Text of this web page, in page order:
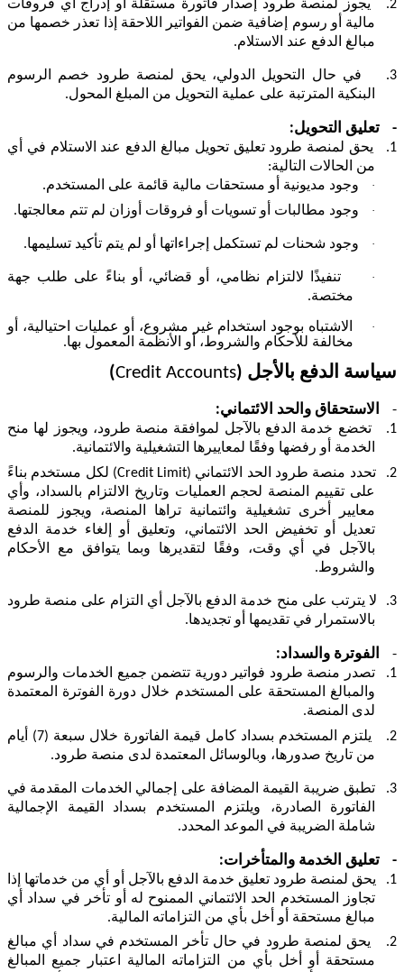
2.
يجوز لمنصة طرود إصدار فاتورة مستقلة أو إدراج أي فروقات
مالية أو رسوم إضافية ضمن الفواتير اللاحقة إذا تعذر خصمها من
مبالغ الدفع عند الاستلام.
3.
في حال التحويل الدولي، يحق لمنصة طرود خصم الرسوم
البنكية المترتبة على عملية التحويل من المبلغ المحول.
- تعليق التحويل:
1.
يحق لمنصة طرود تعليق تحويل مبالغ الدفع عند الاستلام في أي
من الحالات التالية:
· وجود مديونية أو مستحقات مالية قائمة على المستخدم.
· وجود مطالبات أو تسويات أو فروقات أوزان لم تتم معالجتها.
· وجود شحنات لم تستكمل إجراءاتها أو لم يتم تأكيد تسليمها.
·
تنفيذًا لالتزام نظامي، أو قضائي، أو بناءً على طلب جهة
مختصة.
·
الاشتباه بوجود استخدام غير مشروع، أو عمليات احتيالية، أو
مخالفة للأحكام والشروط، أو الأنظمة المعمول بها.
سياسة الدفع بالأجل (Credit Accounts
)
- الاستحقاق والحد الائتماني:
1.
تخضع خدمة الدفع بالآجل لموافقة منصة طرود، ويجوز لها منح
الخدمة أو رفضها وفقًا لمعاييرها التشغيلية والائتمانية.
2.
تحدد منصة طرود الحد الائتماني (Credit Limit) لكل مستخدم بناءً
على تقييم المنصة لحجم العمليات وتاريخ الالتزام بالسداد، وأي
معايير أخرى تشغيلية وائتمانية تراها المنصة، ويجوز للمنصة
تعديل أو تخفيض الحد الائتماني، وتعليق أو إلغاء خدمة الدفع
بالآجل في أي وقت، وفقًا لتقديرها وبما يتوافق مع الأحكام
والشروط.
3.
لا يترتب على منح خدمة الدفع بالآجل أي التزام على منصة طرود
بالاستمرار في تقديمها أو تجديدها.
- الفوترة والسداد:
1.
تصدر منصة طرود فواتير دورية تتضمن جميع الخدمات والرسوم
والمبالغ المستحقة على المستخدم خلال دورة الفوترة المعتمدة
لدى المنصة.
2.
يلتزم المستخدم بسداد كامل قيمة الفاتورة خلال سبعة (7) أيام
من تاريخ صدورها، وبالوسائل المعتمدة لدى منصة طرود.
3.
تطبق ضريبة القيمة المضافة على إجمالي الخدمات المقدمة في
الفاتورة الصادرة، ويلتزم المستخدم بسداد القيمة الإجمالية
شاملة الضريبة في الموعد المحدد.
- تعليق الخدمة والمتأخرات:
1.
يحق لمنصة طرود تعليق خدمة الدفع بالآجل أو أي من خدماتها إذا
تجاوز المستخدم الحد الائتماني الممنوح له أو تأخر في سداد أي
مبالغ مستحقة أو أخل بأي من التزاماته المالية.
2.
يحق لمنصة طرود في حال تأخر المستخدم في سداد أي مبالغ
مستحقة أو أخل بأي من التزاماته المالية اعتبار جميع المبالغ